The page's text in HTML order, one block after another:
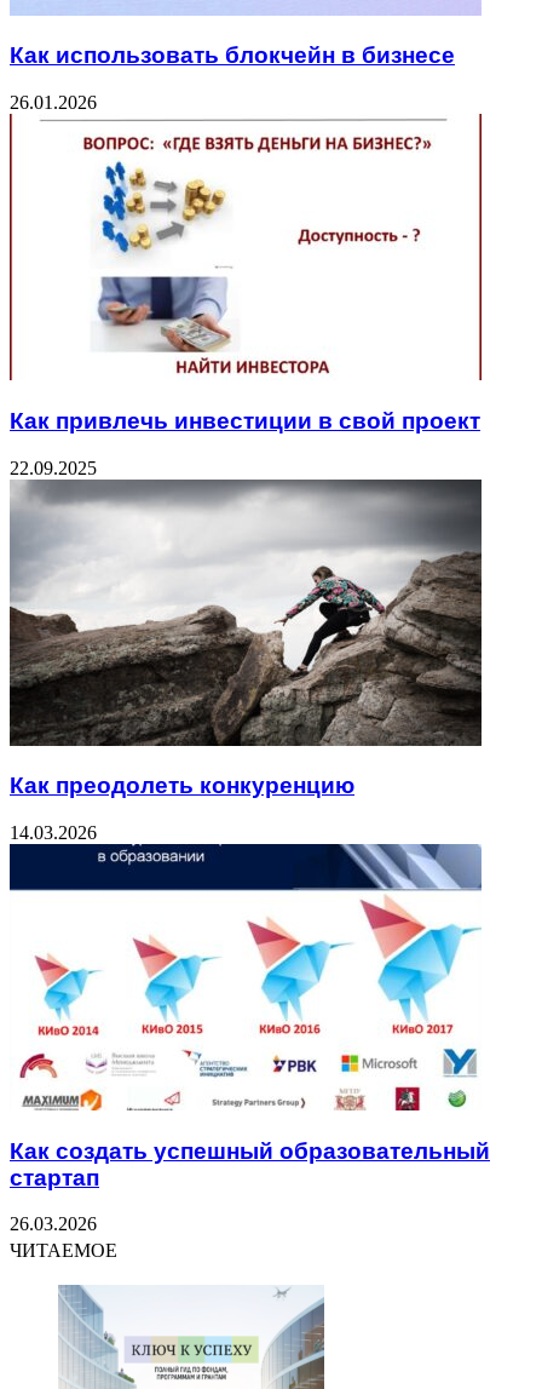
Как использовать блокчейн в бизнесе
26.01.2026
Как привлечь инвестиции в свой проект
22.09.2025
Как преодолеть конкуренцию
14.03.2026
Как создать успешный образовательный
стартап
26.03.2026
ЧИТАЕМОЕ